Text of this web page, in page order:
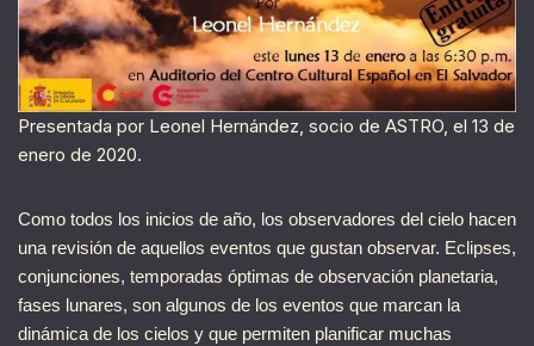
Presentada por Leonel Hernández, socio de ASTRO, el 13 de
enero de 2020.
Como todos los inicios de año, los observadores del cielo hacen
una revisión de aquellos eventos que gustan observar. Eclipses,
conjunciones, temporadas óptimas de observación planetaria,
fases lunares, son algunos de los eventos que marcan la
dinámica de los cielos y que permiten planificar muchas